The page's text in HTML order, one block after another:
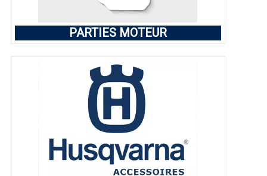
PARTIES MOTEUR